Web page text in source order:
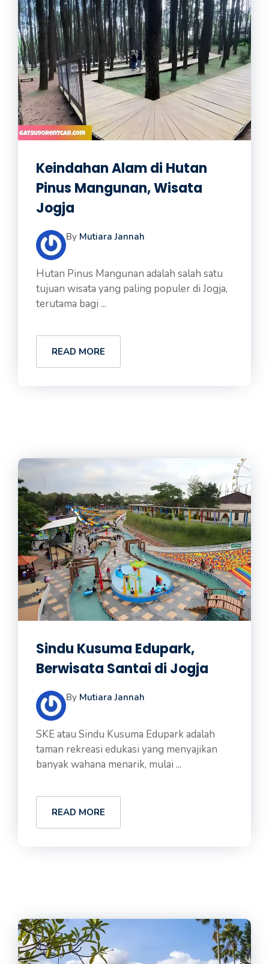
Keindahan Alam di Hutan
Pinus Mangunan, Wisata
Jogja
By Mutiara Jannah
Hutan Pinus Mangunan adalah salah satu
tujuan wisata yang paling populer di Jogja,
terutama bagi ...
READ MORE
Sindu Kusuma Edupark,
Berwisata Santai di Jogja
By Mutiara Jannah
SKE atau Sindu Kusuma Edupark adalah
taman rekreasi edukasi yang menyajikan
banyak wahana menarik, mulai ...
READ MORE